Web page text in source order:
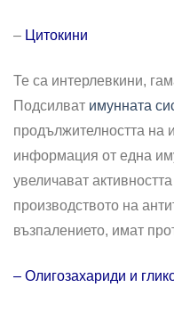
– Цитокини
Те са интерлевкини,
Подсилват имунната
продължителността на
информация от една
увеличават
производството на
възпалението, имат
– Олигозахариди и